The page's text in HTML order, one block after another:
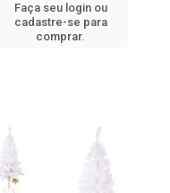
Faça seu login ou
cadastre-se para
comprar.